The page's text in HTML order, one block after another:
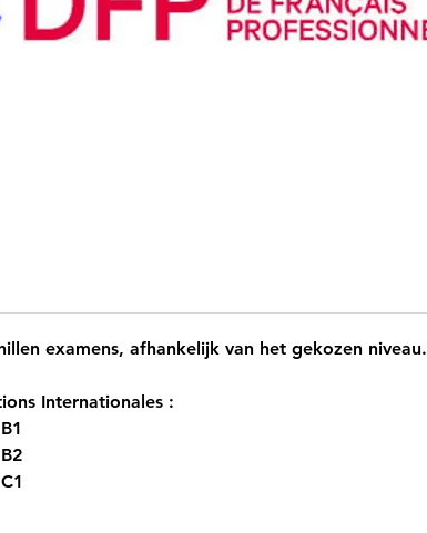
examens, afhankelijk van het gekozen niveau.
Internationales :